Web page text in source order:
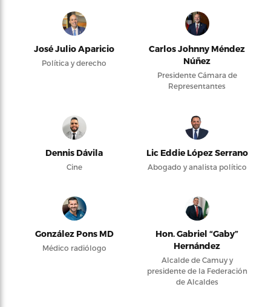
José Julio Aparicio
Política y derecho
Carlos Johnny Méndez
Núñez
Presidente Cámara de
Representantes
Dennis Dávila
Cine
Lic Eddie López Serrano
Abogado y analista político
González Pons MD
Médico radiólogo
Hon. Gabriel “Gaby”
Hernández
Alcalde de Camuy y
presidente de la Federación
de Alcaldes